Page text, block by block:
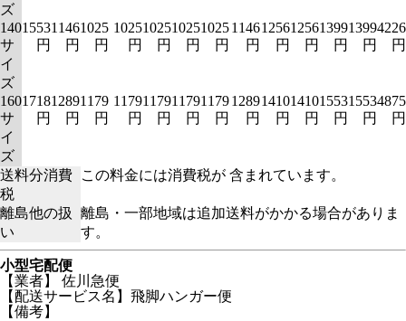
ズ
140
サ
イ
ズ
1553
円
1146
円
1025
円
1025
円
1025
円
1025
円
1025
円
1146
円
1256
円
1256
円
1399
円
1399
円
4226
円
160
サ
イ
ズ
1718
円
1289
円
1179
円
1179
円
1179
円
1179
円
1179
円
1289
円
1410
円
1410
円
1553
円
1553
円
4875
円
送料分消費
税
この料金には消費税が 含まれています。
離島他の扱
い
離島・一部地域は追加送料がかかる場合がありま
す。
小型宅配便
【業者】 佐川急便
【配送サービス名】飛脚ハンガー便
【備考】